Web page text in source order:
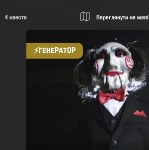
4 квеста Переглянути на мапі
⚡​ГЕНЕРАТОР